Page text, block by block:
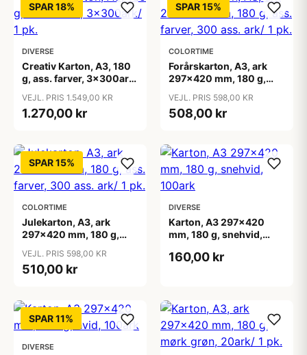
SPAR 18%
DIVERSE
Creativ Karton, A3, 180
g, ass. farver, 3x300ark/
VEJL. PRIS 1.549,00 KR
1.270,00 kr
SPAR 15%
COLORTIME
Forårskarton, A3, ark
297x420 mm, 180 g,
1 pk.
VEJL. PRIS 598,00 KR
508,00 kr
SPAR 15%
COLORTIME
Julekarton, A3, ark
297x420 mm, 180 g,
1 pk.
VEJL. PRIS 598,00 KR
510,00 kr
DIVERSE
Karton, A3 297x420
mm, 180 g, snehvid,
160,00 kr
SPAR 11%
DIVERSE